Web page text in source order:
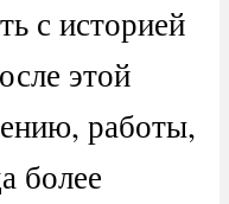
с историей
этой
работы,
более